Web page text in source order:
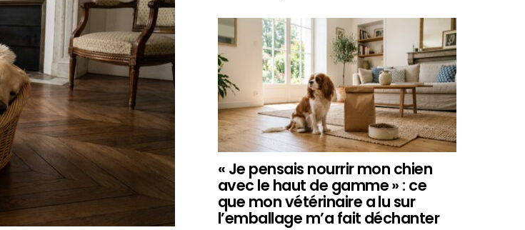
« Je pensais nourrir mon chien
avec le haut de gamme » : ce
que mon vétérinaire a lu sur
l’emballage m’a fait déchanter